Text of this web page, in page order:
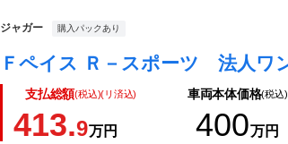
ジャガー 購入パックあり
支払総額(税込)(リ済込)
413.9万円
車両本体価格(税込)
400万円